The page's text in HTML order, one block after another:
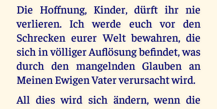
Die Hoffnung, Kinder, dürft ihr nie
verlieren. Ich werde euch vor den
Schrecken eurer Welt bewahren, die
sich in völliger Auflösung befindet, was
durch den mangelnden Glauben an
Meinen Ewigen Vater verursacht wird.
All dies wird sich ändern, wenn die